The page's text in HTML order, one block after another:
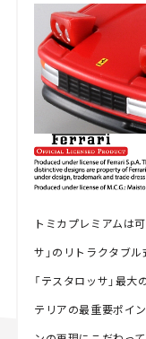
トミカプレミアムは
サ」のリトラクタブ
「テスタロッサ」最大
テリアの最重要ポイ